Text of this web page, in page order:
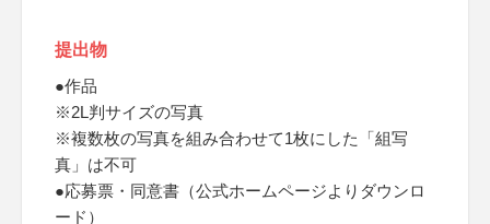
提出物
●作品
※2L判サイズの写真
※複数枚の写真を組み合わせて1枚にした「組写
真」は不可
●応募票・同意書（公式ホームページよりダウンロ
ード）